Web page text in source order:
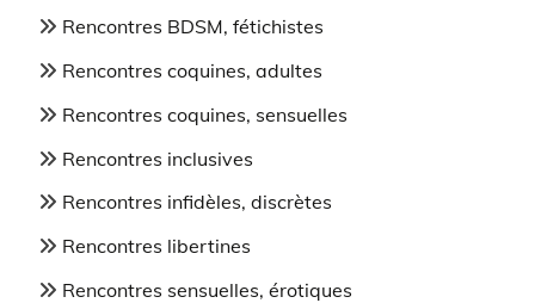
Rencontres BDSM, fétichistes
Rencontres coquines, adultes
Rencontres coquines, sensuelles
Rencontres inclusives
Rencontres infidèles, discrètes
Rencontres libertines
Rencontres sensuelles, érotiques